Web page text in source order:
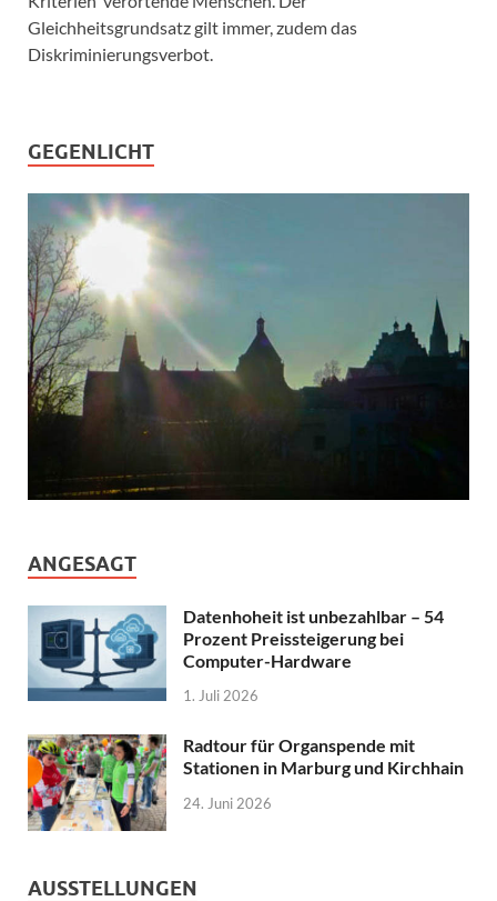
Gleichheitsgrundsatz gilt immer, zudem das
Diskriminierungsverbot.
GEGENLICHT
ANGESAGT
Datenhoheit ist unbezahlbar – 54
Prozent Preissteigerung bei
Computer-Hardware
1. Juli 2026
Radtour für Organspende mit
Stationen in Marburg und Kirchhain
24. Juni 2026
AUSSTELLUNGEN